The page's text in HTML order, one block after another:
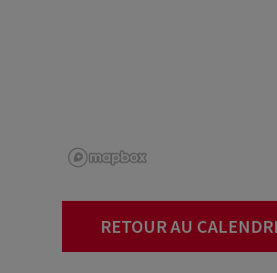
RETOUR AU